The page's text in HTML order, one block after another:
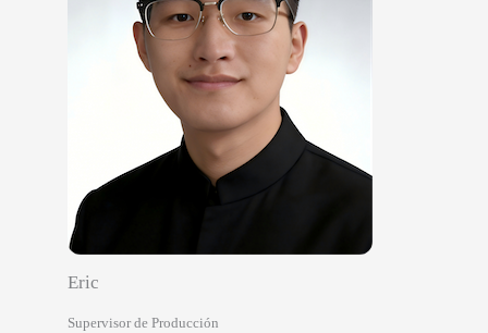
Eric
Supervisor de Producción